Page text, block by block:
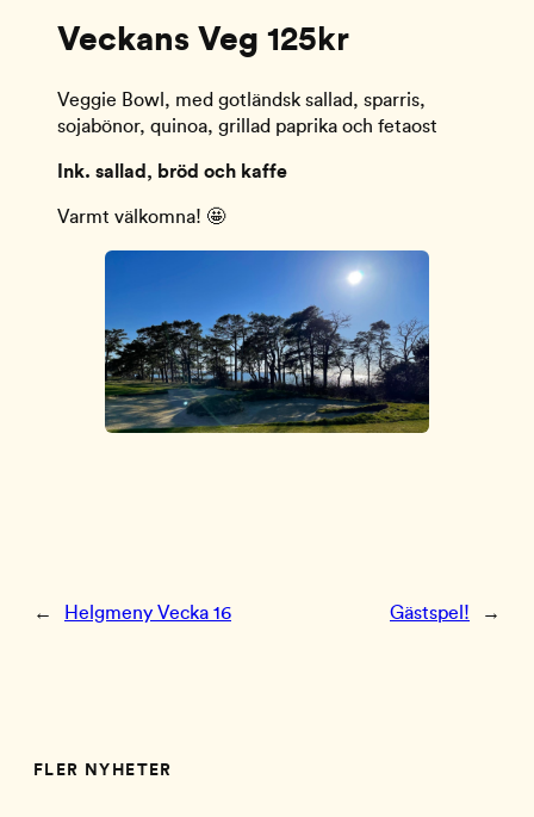
Veckans Veg 125kr
Veggie Bowl, med gotländsk sallad, sparris,
sojabönor, quinoa, grillad paprika och fetaost
Ink. sallad, bröd och kaffe
Varmt välkomna! 🤩
← Helgmeny Vecka 16 Gästspel! →
FLER NYHETER